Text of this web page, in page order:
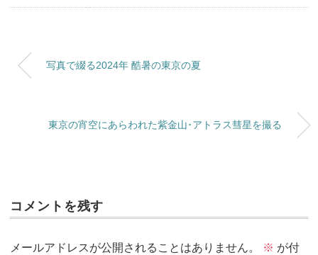
写真で綴る2024年 酷暑の東京の夏
東京の宵空にあらわれた紫金山･アトラス彗星を撮る
コメントを残す
メールアドレスが公開されることはありません。 ※ が付